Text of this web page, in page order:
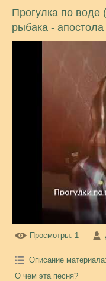
Прогулка по воде
рыбака -
Просмотры: 1
Описание материала:
О чем эта песня?